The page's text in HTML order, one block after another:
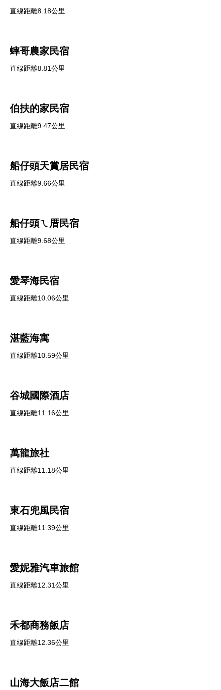
直線距離8.18公里
蟀哥農家民宿
直線距離8.81公里
伯扶的家民宿
直線距離9.47公里
船仔頭天賞居民宿
直線距離9.66公里
船仔頭ㄟ厝民宿
直線距離9.68公里
愛琴海民宿
直線距離10.06公里
湛藍海寓
直線距離10.59公里
谷城國際酒店
直線距離11.16公里
萬龍旅社
直線距離11.18公里
東石兜風民宿
直線距離11.39公里
愛妮雅汽車旅館
直線距離12.31公里
禾都商務飯店
直線距離12.36公里
山海大飯店二館